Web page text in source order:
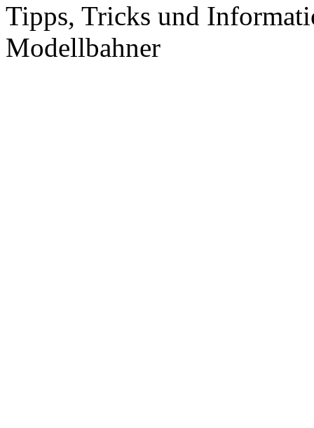
Tipps, Tricks und
Modellbahner